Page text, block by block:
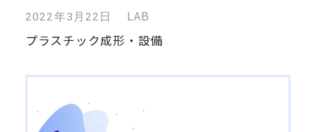
2022年3月22日 LAB
プラスチック成形・設備